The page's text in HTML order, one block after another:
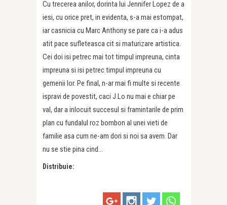
Cu trecerea anilor, dorinta lui Jennifer Lopez de a
iesi, cu orice pret, in evidenta, s-a mai estompat,
iar casnicia cu Marc Anthony se pare ca i-a adus
atit pace sufleteasca cit si maturizare artistica.
Cei doi isi petrec mai tot timpul impreuna, cinta
impreuna si isi petrec timpul impreuna cu
gemenii lor. Pe final, n-ar mai fi multe si recente
ispravi de povestit, caci J.Lo nu mai e chiar pe
val, dar a inlocuit succesul si framintarile de prim
plan cu fundalul roz bombon al unei vieti de
familie asa cum ne-am dori si noi sa avem. Dar
nu se stie pina cind…
Distribuie: